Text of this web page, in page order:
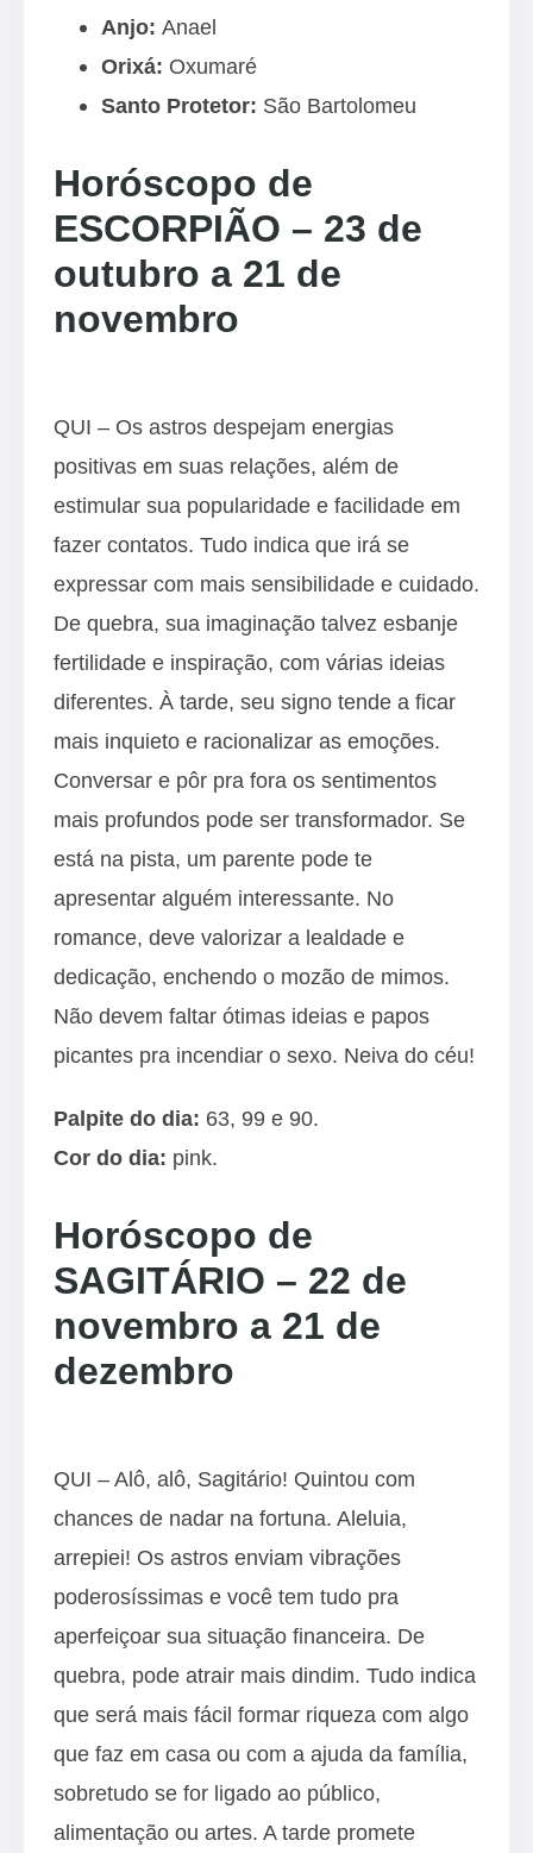
Anjo: Anael
Orixá: Oxumaré
Santo Protetor: São Bartolomeu
Horóscopo de
ESCORPIÃO – 23 de
outubro a 21 de
novembro
QUI – Os astros despejam energias
positivas em suas relações, além de
estimular sua popularidade e facilidade em
fazer contatos. Tudo indica que irá se
expressar com mais sensibilidade e cuidado.
De quebra, sua imaginação talvez esbanje
fertilidade e inspiração, com várias ideias
diferentes. À tarde, seu signo tende a ficar
mais inquieto e racionalizar as emoções.
Conversar e pôr pra fora os sentimentos
mais profundos pode ser transformador. Se
está na pista, um parente pode te
apresentar alguém interessante. No
romance, deve valorizar a lealdade e
dedicação, enchendo o mozão de mimos.
Não devem faltar ótimas ideias e papos
picantes pra incendiar o sexo. Neiva do céu!
Palpite do dia: 63, 99 e 90.
Cor do dia: pink.
Horóscopo de
SAGITÁRIO – 22 de
novembro a 21 de
dezembro
QUI – Alô, alô, Sagitário! Quintou com
chances de nadar na fortuna. Aleluia,
arrepiei! Os astros enviam vibrações
poderosíssimas e você tem tudo pra
aperfeiçoar sua situação financeira. De
quebra, pode atrair mais dindim. Tudo indica
que será mais fácil formar riqueza com algo
que faz em casa ou com a ajuda da família,
sobretudo se for ligado ao público,
alimentação ou artes. A tarde promete